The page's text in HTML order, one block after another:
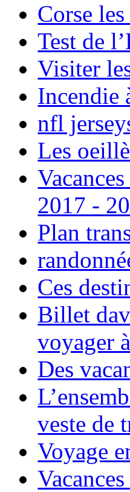
Corse
Test de
Visiter
Incendie
nfl
Les
2017 -
Plan
Ces
Billet
voyager
Des
veste de
Voyage